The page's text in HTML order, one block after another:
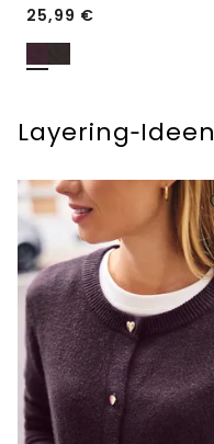
25,99 €
Layering‑Ideen